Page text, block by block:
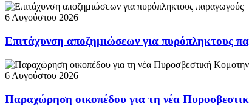
6 Αυγούστου 2026
Επιτάχυνση αποζημιώσεων για πυρόπληκτους
6 Αυγούστου 2026
Παραχώρηση οικοπέδου για τη νέα